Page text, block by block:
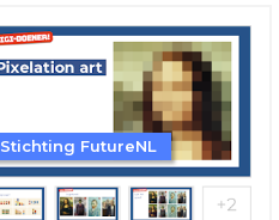
Stichting FutureNL